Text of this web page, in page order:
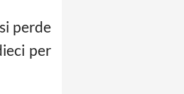
perde
per